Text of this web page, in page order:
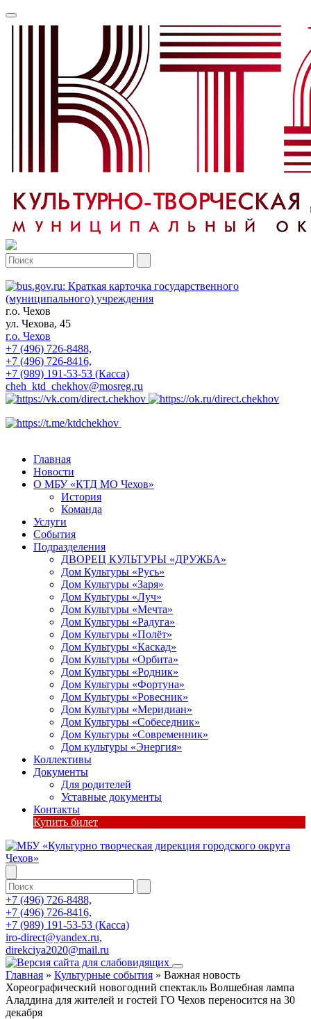
г.о. Чехов
ул. Чехова, 45
г.о. Чехов
+7 (496) 726-8488,
+7 (496) 726-8416,
+7 (989) 191-53-53 (Касса)
cheh_ktd_chekhov@mosreg.ru
Главная
Новости
О МБУ «КТД МО Чехов»
История
Команда
Услуги
События
Подразделения
ДВОРЕЦ КУЛЬТУРЫ «ДРУЖБА»
Дом Культуры «Русь»
Дом Культуры «Заря»
Дом Культуры «Луч»
Дом Культуры «Мечта»
Дом Культуры «Радуга»
Дом Культуры «Полёт»
Дом Культуры «Каскад»
Дом Культуры «Орбита»
Дом Культуры «Родник»
Дом Культуры «Фортуна»
Дом Культуры «Ровесник»
Дом Культуры «Меридиан»
Дом Культуры «Собеседник»
Дом Культуры «Современник»
Дом культуры «Энергия»
Коллективы
Документы
Для родителей
Уставные документы
Контакты
Купить билет
+7 (496) 726-8488,
+7 (496) 726-8416,
+7 (989) 191-53-53 (Касса)
iro-direct@yandex.ru,
direkciya2020@mail.ru
Главная » Культурные события » Важная новость
Хореографический новогодний спектакль Волшебная лампа
Аладдина для жителей и гостей ГО Чехов переносится на 30
декабря